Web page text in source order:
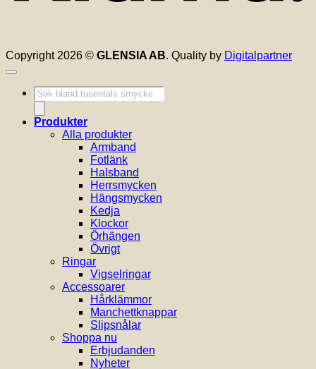
Copyright 2026 © GLENSIA AB. Quality by Digitalpartner
Produktsökning
Produkter
Alla produkter
Armband
Fotlänk
Halsband
Herrsmycken
Hängsmycken
Kedja
Klockor
Örhängen
Övrigt
Ringar
Vigselringar
Accessoarer
Hårklämmor
Manchettknappar
Slipsnålar
Shoppa nu
Erbjudanden
Nyheter